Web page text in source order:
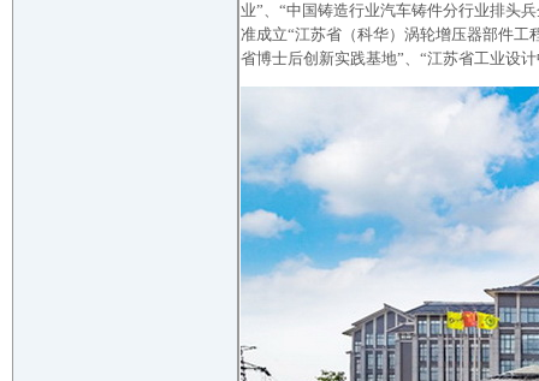
业”、“中国铸造行业汽车铸件分行业排头
准成立“江苏省（科华）涡轮增压器部件工
省博士后创新实践基地”、“江苏省工业设